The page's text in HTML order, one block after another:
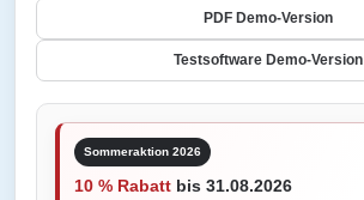
PDF Demo-Version
Testsoftware Demo-Version
Sommeraktion 2026
10 % Rabatt bis 31.08.2026